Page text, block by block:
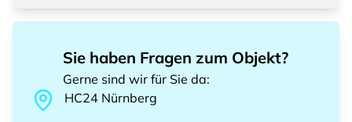
Sie haben Fragen zum Objekt?
Gerne sind wir für Sie da:
HC24 Nürnberg